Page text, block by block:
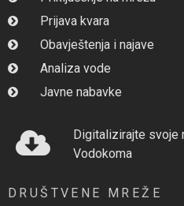
Prijava kvara
Obavještenja i najave
Analiza vode
Javne nabavke
Digitalizirajte svoje
Vodokoma
DRUŠTVENE MREŽE